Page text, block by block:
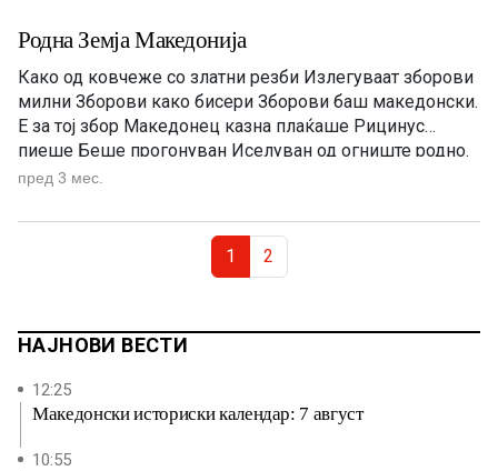
Родна Земја Македонија
Како од ковчеже со златни резби Излегуваат зборови
милни Зборови како бисери Зборови баш македонски.
Е за тој збор Македонец казна плаќаше Рицинус
пиеше Беше прогонуван Иселуван од огниште родно.
Има ли нешто полошо од тоа? Да те истераат, да ти
луѓе зарем не треба […]
пред 3 мес.
Current Page
1 Page
2
НАЈНОВИ ВЕСТИ
12:25
Македонски историски календар: 7 август
10:55